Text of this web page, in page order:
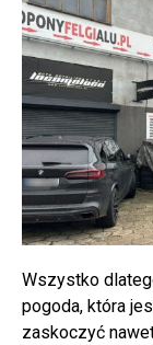
Wszystko
pogoda, która
zaskoczyć